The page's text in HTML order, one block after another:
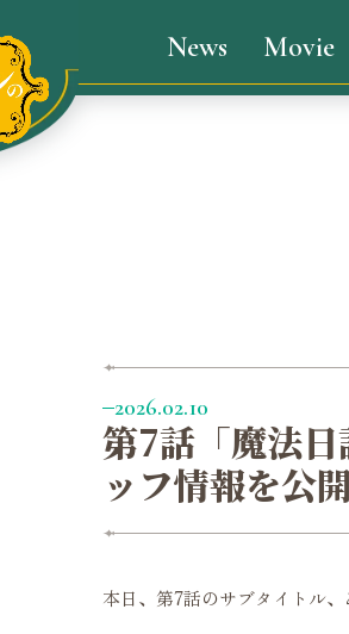
News Movie
2026.02.10
第7話「魔法
ッフ情報を公
本日、第7話のサブタイトル